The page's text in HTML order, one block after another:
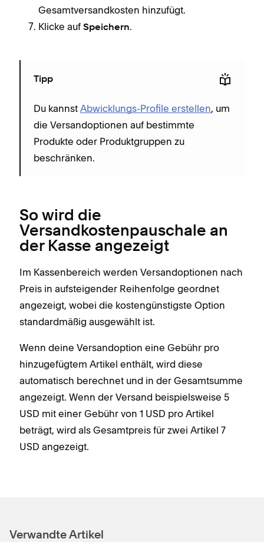
Gesamtversandkosten hinzufügt.
Klicke auf Speichern.
Tipp
Du kannst Abwicklungs-Profile erstellen, um
die Versandoptionen auf bestimmte
Produkte oder Produktgruppen zu
beschränken.
So wird die
Versandkostenpauschale an
der Kasse angezeigt
Im Kassenbereich werden Versandoptionen nach
Preis in aufsteigender Reihenfolge geordnet
angezeigt, wobei die kostengünstigste Option
standardmäßig ausgewählt ist.
Wenn deine Versandoption eine Gebühr pro
hinzugefügtem Artikel enthält, wird diese
automatisch berechnet und in der Gesamtsumme
angezeigt. Wenn der Versand beispielsweise 5
USD mit einer Gebühr von 1 USD pro Artikel
beträgt, wird als Gesamtpreis für zwei Artikel 7
USD angezeigt.
Verwandte Artikel